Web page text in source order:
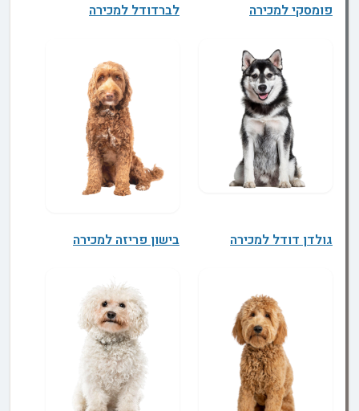
פומסקי למכירה לברדודל למכירה
גולדן דודל למכירה בישון פריזה למכירה